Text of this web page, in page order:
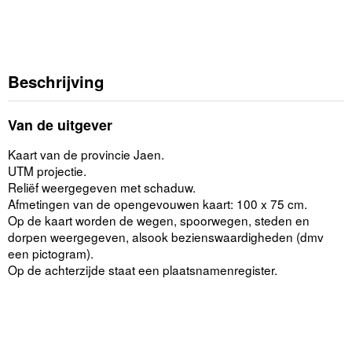
Beschrijving
Van de uitgever
Kaart van de provincie Jaen.
UTM projectie.
Reliëf weergegeven met schaduw.
Afmetingen van de opengevouwen kaart: 100 x 75 cm.
Op de kaart worden de wegen, spoorwegen, steden en
dorpen weergegeven, alsook bezienswaardigheden (dmv
een pictogram).
Op de achterzijde staat een plaatsnamenregister.